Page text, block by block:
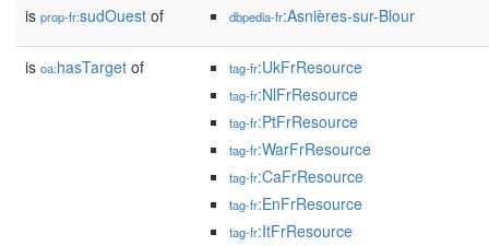
is prop-fr:sudOuest of dbpedia-fr:Asnières-sur-Blour
is oa:hasTarget of tag-fr:UkFrResource
tag-fr:NlFrResource
tag-fr:PtFrResource
tag-fr:WarFrResource
tag-fr:CaFrResource
tag-fr:EnFrResource
tag-fr:ItFrResource